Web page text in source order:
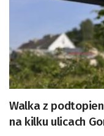
Walka z
na kilku ulicach